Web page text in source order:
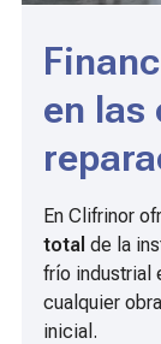
en las
En Clifrinor
total de la
frío industrial
cualquier
inicial.